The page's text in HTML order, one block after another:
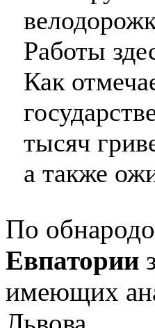
Работы
Как
тысяч
а также
По
Евпатории
имеющих